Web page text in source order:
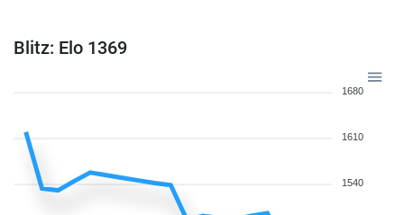
Blitz: Elo 1369
1680
1610
1540